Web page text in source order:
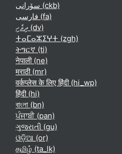
سۆرانی ‎(ckb)‎
فارسی ‎(fa)‎
ދިވެހި ‎(dv)‎
ⵜⴰⵎⴰⵣⵉⵖⵜ ‎(zgh)‎
ትግርኛ ‎(ti)‎
नेपाली ‎(ne)‎
मराठी ‎(mr)‎
वर्कप्लेस के लिए हिंदी ‎(hi_wp)‎
हिंदी ‎(hi)‎
বাংলা ‎(bn)‎
ਪੰਜਾਬੀ ‎(pan)‎
ગુજરાતી ‎(gu)‎
ଓଡ଼ିଆ ‎(or)‎
தமிழ் ‎(ta_lk)‎